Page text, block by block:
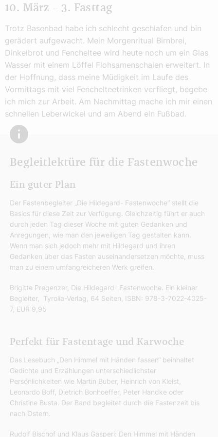
10. März – 3. Fasttag
Trotz Basenbad habe ich schlecht geschlafen und bin
gerädert aufgewacht. Mein Morgenritual Birnbrei,
Dinkelbrot und Fencheltee wird heute noch um ein Glas
Wasser mit einem Löffel Flohsamenschalen erweitert. In
der Hoffnung, dass meine Müdigkeit im Laufe des
Vormittags mit viel Fenchelteetrinken verfliegt, begebe
ich mich zur Arbeit. Am Nachmittag mache ich mir einen
schnellen Leberwickel und am Abend ein Fußbad.
Begleitlektüre für die Fastenwoche
Ein guter Plan
Der Fastenbegleiter „Die Hildegard- Fastenwoche“ stellt die
Basics für diese Zeit zur Verfügung. Gleichzeitig führt er auch
durch jeden Tag dieser Woche mit guten Gedanken und
Anregungen, wie man den jeweiligen Tag gestalten kann.
Wenn man sich jedoch mehr mit Hildegard und ihren
Gedanken über das Fasten auseinandersetzen möchte, muss
man zu einem umfangreicheren Werk greifen.
Brigitte Pregenzer, Die Hildegard- Fastenwoche. Ein kleiner
Begleiter, Tyrolia-Verlag, 64 Seiten, ISBN: 978-3-7022-4025-
7, EUR 9,95
Perfekt für Fastentage und Karwoche
Das Lesebuch „Den Himmel mit Händen fassen“ beinhaltet
Gedichte und Erzählungen unterschiedlichster
Persönlichkeiten wie Martin Buber, Heinrich von Kleist,
Leonardo Boff, Dietrich Bonhoeffer, Peter Handke oder
Christine Busta. Der Band begleitet durch die Fastenzeit bis
nach Ostern.
Rudolf Bischof und Klaus Gasperi: Den Himmel mit Händen